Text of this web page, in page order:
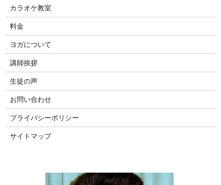
カラオケ教室
料金
ヨガについて
講師挨拶
生徒の声
お問い合わせ
プライバシーポリシー
サイトマップ